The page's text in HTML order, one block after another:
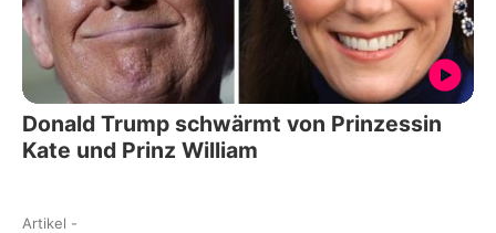
Donald Trump schwärmt von Prinzessin
Kate und Prinz William
Artikel -